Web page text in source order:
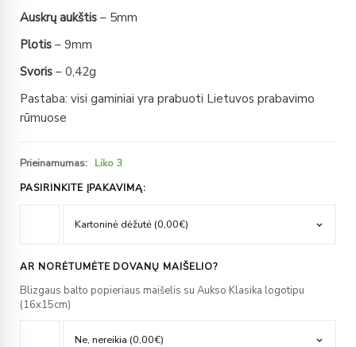
Auskrų aukštis – 5mm
Plotis – 9mm
Svoris – 0,42g
Pastaba: visi gaminiai yra prabuoti Lietuvos prabavimo
rūmuose
Prieinamumas: Liko 3
PASIRINKITE ĮPAKAVIMĄ:
AR NORĖTUMĖTE DOVANŲ MAIŠELIO?
Blizgaus balto popieriaus maišelis su Aukso Klasika logotipu
(16x15cm)